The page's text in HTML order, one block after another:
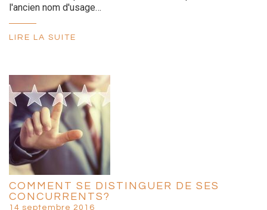
l'ancien nom d'usage…
LIRE LA SUITE
COMMENT SE DISTINGUER DE SES
CONCURRENTS?
14 septembre 2016